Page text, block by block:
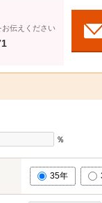
お伝えください
％
35年